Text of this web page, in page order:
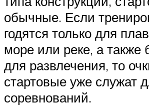
обычные. Если
годятся только для
море или реке, а также
для развлечения, то
стартовые уже служат
соревнований.